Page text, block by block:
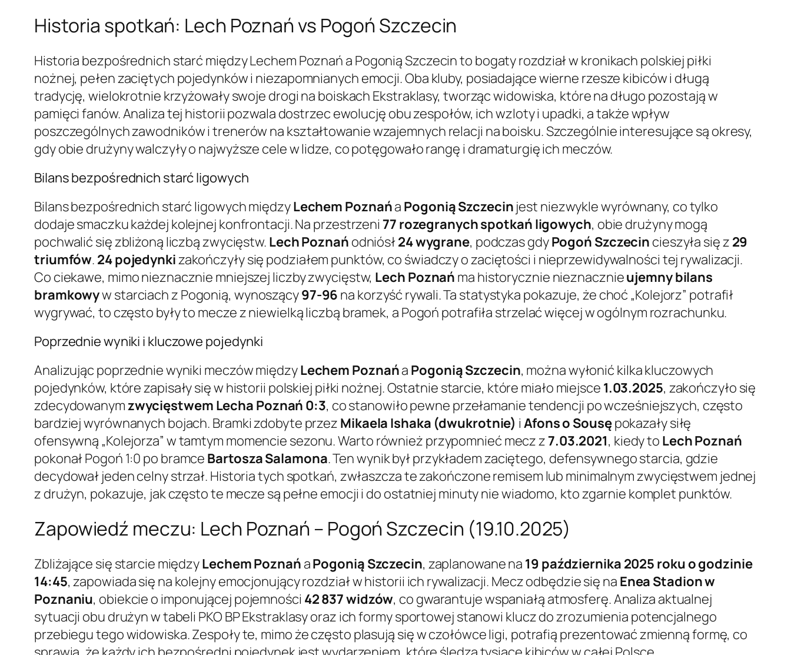
Historia spotkań: Lech Poznań vs Pogoń Szczecin
Historia bezpośrednich starć między Lechem Poznań a Pogonią Szczecin to bogaty rozdział w kronikach polskiej piłki
nożnej, pełen zaciętych pojedynków i niezapomnianych emocji. Oba kluby, posiadające wierne rzesze kibiców i długą
tradycję, wielokrotnie krzyżowały swoje drogi na boiskach Ekstraklasy, tworząc widowiska, które na długo pozostają w
pamięci fanów. Analiza tej historii pozwala dostrzec ewolucję obu zespołów, ich wzloty i upadki, a także wpływ
poszczególnych zawodników i trenerów na kształtowanie wzajemnych relacji na boisku. Szczególnie interesujące są okresy,
gdy obie drużyny walczyły o najwyższe cele w lidze, co potęgowało rangę i dramaturgię ich meczów.
Bilans bezpośrednich starć ligowych
Bilans bezpośrednich starć ligowych międzyLechem Poznańa Pogonią Szczecin jest niezwykle wyrównany, co tylko
dodaje smaczku każdej kolejnej konfrontacji. Na przestrzeni 77 rozegranych spotkań ligowych, obie drużyny mogą
pochwalić się zbliżoną liczbą zwycięstw. Lech Poznań odniósł24 wygrane, podczas gdyPogoń Szczecin cieszyła się z 29
triumfów. 24 pojedynkizakończyły się podziałem punktów, co świadczy o zaciętości i nieprzewidywalności tej rywalizacji.
Co ciekawe, mimo nieznacznie mniejszej liczby zwycięstw, Lech Poznań ma historycznie nieznacznieujemny bilans
bramkowyw starciach z Pogonią, wynoszący97-96 na korzyść rywali. Ta statystyka pokazuje, że choć „Kolejorz” potrafił
wygrywać, to często były to mecze z niewielką liczbą bramek, a Pogoń potrafiła strzelać więcej w ogólnym rozrachunku.
Poprzednie wyniki i kluczowe pojedynki
Analizując poprzednie wyniki meczów międzyLechem Poznańa Pogonią Szczecin, można wyłonić kilka kluczowych
pojedynków, które zapisały się w historii polskiej piłki nożnej. Ostatnie starcie, które miało miejsce 1.03.2025, zakończyło się
zdecydowanymzwycięstwem Lecha Poznań 0:3, co stanowiło pewne przełamanie tendencji po wcześniejszych, często
bardziej wyrównanych bojach. Bramki zdobyte przez Mikaela Ishaka (dwukrotnie) iAfons o Sousępokazały siłę
ofensywną „Kolejorza” w tamtym momencie sezonu. Warto również przypomnieć mecz z7.03.2021, kiedy to Lech Poznań
pokonał Pogoń 1:0 po bramce Bartosza Salamona. Ten wynik był przykładem zaciętego, defensywnego starcia, gdzie
decydował jeden celny strzał. Historia tych spotkań, zwłaszcza te zakończone remisem lub minimalnym zwycięstwem jednej
z drużyn, pokazuje, jak często te mecze są pełne emocji i do ostatniej minuty nie wiadomo, kto zgarnie komplet punktów.
Zapowiedź meczu: Lech Poznań – Pogoń Szczecin (19.10.2025)
Zbliżające się starcie międzyLechem Poznań aPogonią Szczecin, zaplanowane na 19 października 2025 roku o godzinie
14:45, zapowiada się na kolejny emocjonujący rozdział w historii ich rywalizacji. Mecz odbędzie się na Enea Stadion w
Poznaniu, obiekcie o imponującej pojemności 42 837 widzów, co gwarantuje wspaniałą atmosferę. Analiza aktualnej
sytuacji obu drużyn w tabeli PKO BP Ekstraklasy oraz ich formy sportowej stanowi klucz do zrozumienia potencjalnego
przebiegu tego widowiska. Zespoły te, mimo że często plasują się w czołówce ligi, potrafią prezentować zmienną formę, co